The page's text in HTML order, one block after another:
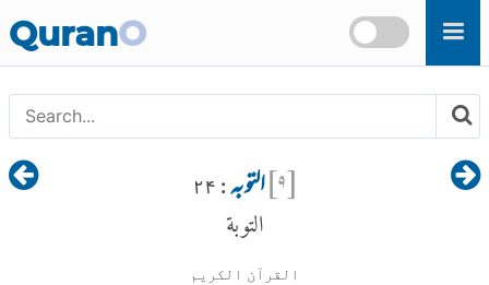
Skip to main content
QuranO
[۹]التوبہ : ۲۴
التوبة
القرآن الكريم